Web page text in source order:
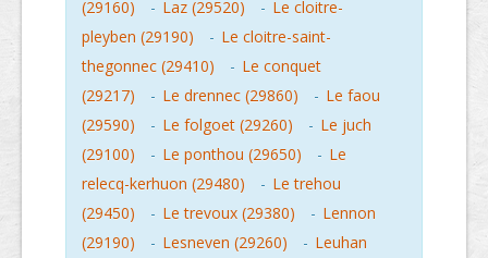
(29160) - Laz (29520) - Le cloitre-
pleyben (29190)
- Le cloitre-saint-
thegonnec (29410)
- Le conquet
(29217)
- Le drennec (29860) - Le faou
(29590)
- Le folgoet (29260) - Le juch
(29100)
- Le ponthou (29650) - Le
relecq-kerhuon (29480)
- Le trehou
(29450)
- Le trevoux (29380) - Lennon
(29190)
- Lesneven (29260) - Leuhan